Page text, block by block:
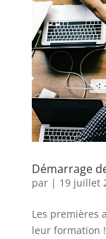
Démarrage
par | 19 juillet
Les premières
leur formation